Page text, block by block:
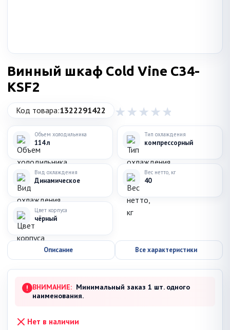
Винный шкаф Cold Vine C34-
KSF2
Код товара:1322291422
Объем холодильника
114 л
Тип охлаждения
компрессорный
Вид охлаждения
Динамическое
Вес нетто, кг
40
Цвет корпуса
чёрный
Описание Все характеристики
! ВНИМАНИЕ: Минимальный заказ 1 шт. одного
наименования.
Нет в наличии